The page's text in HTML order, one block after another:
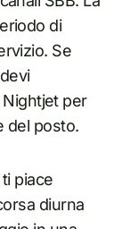
di
Se
per
del posto.
piace
diurna